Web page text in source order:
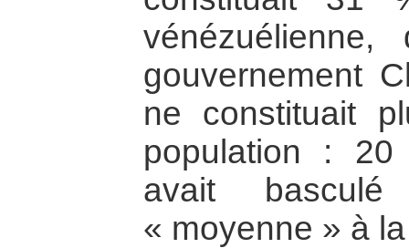
gouvernement
ne constituait
population :
avait
« moyenne » à